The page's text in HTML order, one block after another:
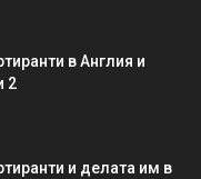
в Англия и
2
и делата им в